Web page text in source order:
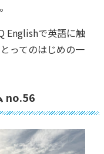
Englishで英語に触
ってのはじめの一
no.56